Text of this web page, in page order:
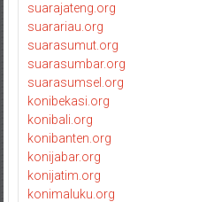
suarajateng.org
suarariau.org
suarasumut.org
suarasumbar.org
suarasumsel.org
konibekasi.org
konibali.org
konibanten.org
konijabar.org
konijatim.org
konimaluku.org